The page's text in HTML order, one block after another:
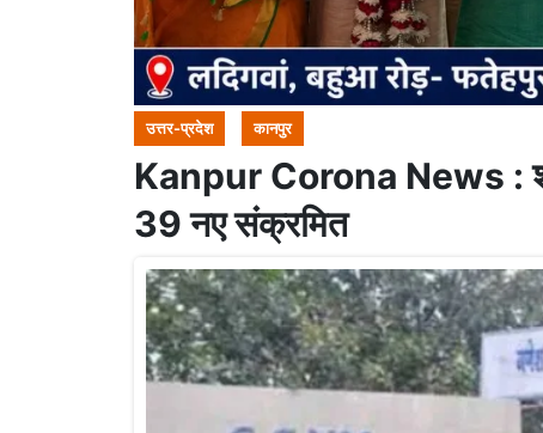
उत्तर-प्रदेश कानपुर
Kanpur Corona News :
39 नए संक्रमित